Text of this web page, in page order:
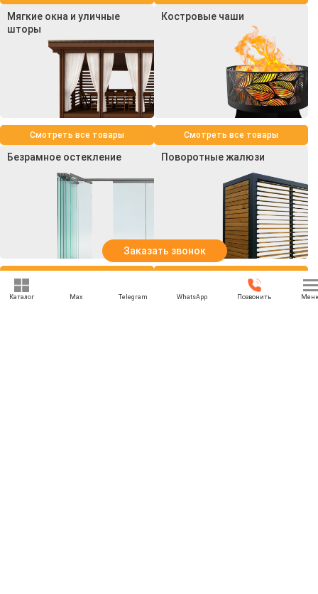
Мягкие окна и уличные
шторы
Смотреть все товары
Костровые чаши
Смотреть все товары
Безрамное остекление Поворотные жалюзи
Заказать звонок
Каталог Max Telegram WhatsApp Позвонить